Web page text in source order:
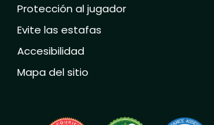
Protección al jugador
Evite las estafas
Accesibilidad
Mapa del sitio